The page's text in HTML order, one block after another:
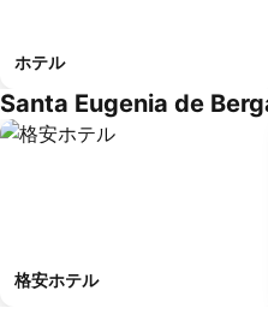
ホテル
Santa Eugenia de
格安ホテル